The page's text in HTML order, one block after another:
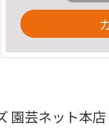
芸ネット本店